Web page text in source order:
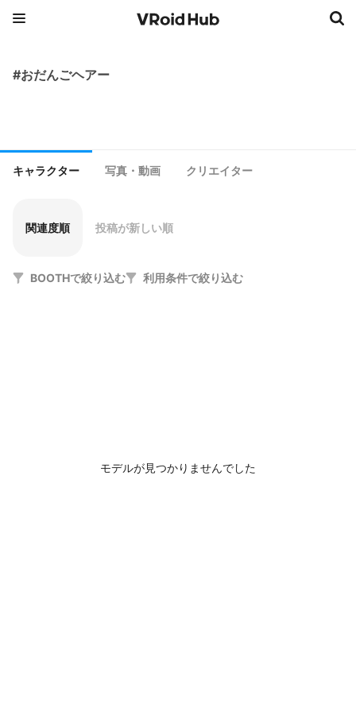
#おだんごヘアー
キャラクター 写真・動画 クリエイター
関連度順 投稿が新しい順
BOOTHで絞り込む 利用条件で絞り込む
モデルが見つかりませんでした